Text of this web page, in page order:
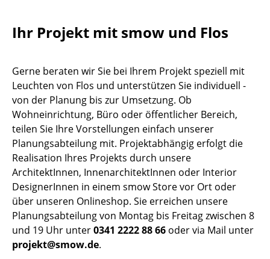
Einzelbetten
Kinderbetten
Nachttische & Bettzubehör
... alle Betten
Accessoires
Uhren
Spiegel
Figuren & Miniaturen
Vasen
Ihr Projekt mit smow und Flos
Gerne beraten wir Sie bei Ihrem Projekt speziell mit
Leuchten von Flos und unterstützen Sie individuell -
von der Planung bis zur Umsetzung. Ob
Wohneinrichtung, Büro oder öffentlicher Bereich,
teilen Sie Ihre Vorstellungen einfach unserer
Planungsabteilung mit. Projektabhängig erfolgt die
Realisation Ihres Projekts durch unsere
ArchitektInnen, InnenarchitektInnen oder Interior
DesignerInnen in einem smow Store vor Ort oder
über unseren Onlineshop. Sie erreichen unsere
Planungsabteilung von Montag bis Freitag zwischen 8
und 19 Uhr unter0341 2222 88 66 oder via Mail unter
projekt@smow.de.